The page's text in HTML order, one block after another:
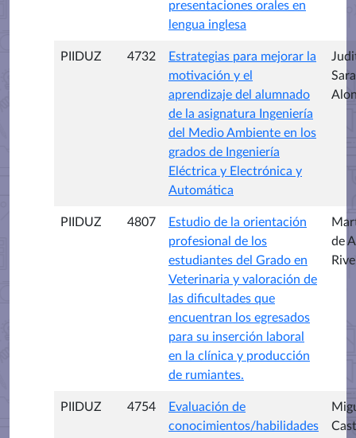
presentaciones orales en
lengua inglesa
PIIDUZ 4732
Estrategias para mejorar la
motivación y el
aprendizaje del alumnado
de la asignatura Ingeniería
del Medio Ambiente en los
grados de Ingeniería
Eléctrica y Electrónica y
Automática
PIIDUZ 4807
Estudio de la orientación
profesional de los
estudiantes del Grado en
Veterinaria y valoración de
las dificultades que
encuentran los egresados
para su inserción laboral
en la clínica y producción
de rumiantes.
de
PIIDUZ 4754
Evaluación de
conocimientos/habilidades